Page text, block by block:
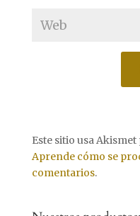
Este sitio usa
Aprende cómo se
comentarios.